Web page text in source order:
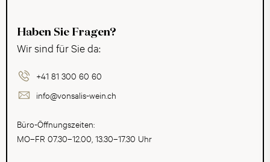
Haben Sie Fragen?
Wir sind für Sie da:
+41 81 300 60 60
info@vonsalis-wein.ch
Büro-Öffnungszeiten:
MO–FR 07.30–12.00, 13.30–17.30 Uhr